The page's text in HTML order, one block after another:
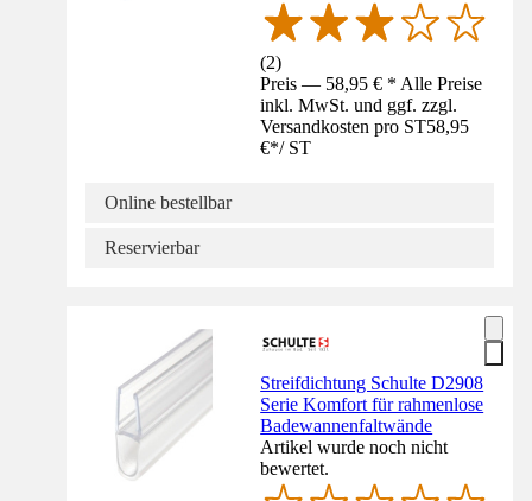
(2)
Preis — 58,95 € * Alle Preise
inkl. MwSt. und ggf. zzgl.
Versandkosten pro ST58,95
€*/ ST
Online bestellbar
Reservierbar
Streifdichtung Schulte D2908
Serie Komfort für rahmenlose
Badewannenfaltwände
Artikel wurde noch nicht
bewertet.